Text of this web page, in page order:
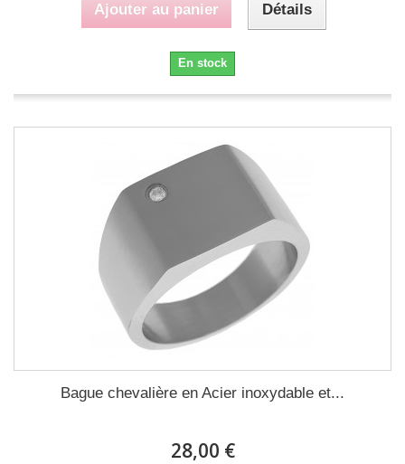
Ajouter au panier Détails
En stock
Bague chevalière en Acier inoxydable et...
28,00 €